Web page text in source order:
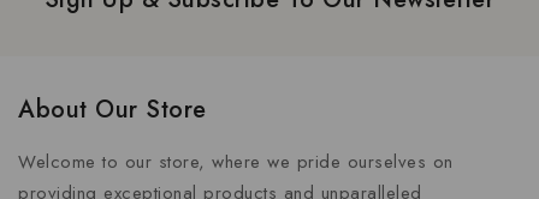
About Our Store
Welcome to our store, where we pride ourselves on
providing exceptional products and unparalleled